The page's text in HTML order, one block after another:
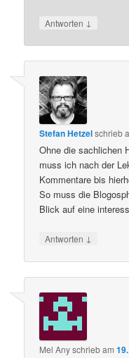
Antworten ↓
Stefan Hetzelschrieb
Ohne die sachlichen
muss ich nach der
Kommentare bis
So muss die
Blick auf eine
Antworten ↓
Mel Anyschriebam